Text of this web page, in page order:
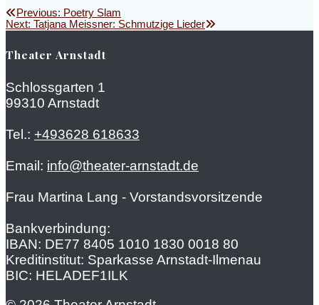
Beitragsnavigation
Previous: Previous
post:
Poetry Slam
Next: Next
Tatjana Meissner: Schmutzige Lieder
Theater Arnstadt
Schlossgarten 1
99310 Arnstadt
Tel.: +493628 618633
Email: info@theater-arnstadt.de
Frau Martina Lang - Vorstandsvorsitzende
Bankverbindung:
IBAN: DE77 8405 1010 1830 0018 80
Kreditinstitut: Sparkasse Arnstadt-Ilmenau
BIC: HELADEF1ILK